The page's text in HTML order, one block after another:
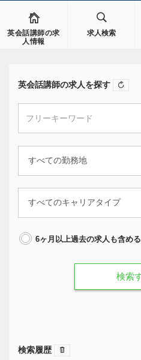
英会話講師の求
人情報
求人検索
英会話講師の求人を探す
6ヶ月以上過去の求人も含める
検索
検索履歴